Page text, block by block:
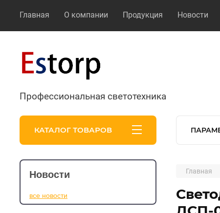
Главная О компании Продукция Новости
Профессиональная светотехника
КАТАЛОГ ТОВАРОВ
Новости
все новости
Главная